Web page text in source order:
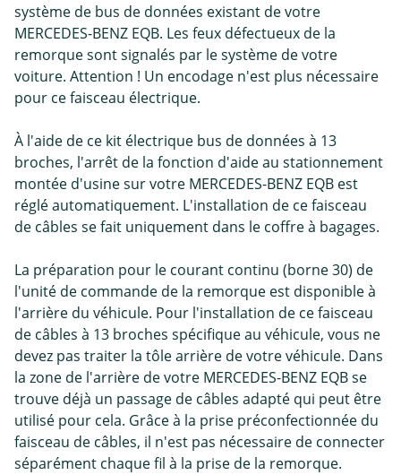
système de bus de données existant de votre
MERCEDES-BENZ EQB. Les feux défectueux de la
remorque sont signalés par le système de votre
voiture. Attention ! Un encodage n'est plus nécessaire
pour ce faisceau électrique.
À l'aide de ce kit électrique bus de données à 13
broches, l'arrêt de la fonction d'aide au stationnement
montée d'usine sur votre MERCEDES-BENZ EQB est
réglé automatiquement. L'installation de ce faisceau
de câbles se fait uniquement dans le coffre à bagages.
La préparation pour le courant continu (borne 30) de
l'unité de commande de la remorque est disponible à
l'arrière du véhicule. Pour l'installation de ce faisceau
de câbles à 13 broches spécifique au véhicule, vous ne
devez pas traiter la tôle arrière de votre véhicule. Dans
la zone de l'arrière de votre MERCEDES-BENZ EQB se
trouve déjà un passage de câbles adapté qui peut être
utilisé pour cela. Grâce à la prise préconfectionnée du
faisceau de câbles, il n'est pas nécessaire de connecter
séparément chaque fil à la prise de la remorque.